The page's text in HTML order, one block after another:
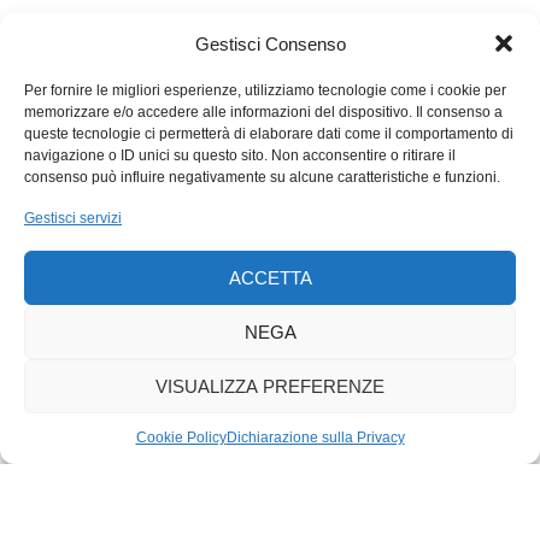
Gestisci Consenso
Per fornire le migliori esperienze, utilizziamo tecnologie come i cookie per
memorizzare e/o accedere alle informazioni del dispositivo. Il consenso a
queste tecnologie ci permetterà di elaborare dati come il comportamento di
navigazione o ID unici su questo sito. Non acconsentire o ritirare il
consenso può influire negativamente su alcune caratteristiche e funzioni.
Gestisci servizi
ACCETTA
NEGA
VISUALIZZA PREFERENZE
Cookie PolicyDichiarazione sulla Privacy
del Consiglio federale ha fatto felici i vallesani ma ha deluso
non solo i sostenitori del compimento dell’Alptransit: anche
altre regioni del paese hanno visto i loro progetti rimandati, in
particolare Lucerna che, da decenni ormai, si batte per avere
specialmente nel Consiglio degli Stati. Tuttavia, che dalla
stessa possano uscire modifiche di peso è, come abbiamo già